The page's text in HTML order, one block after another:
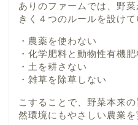
ありのファームでは、野
きく４つのルールを設けて
・農薬を使わない
・化学肥料と動物性有機
・土を耕さない
・雑草を除草しない
こすることで、野菜本来
然環境にもやさしい農業を